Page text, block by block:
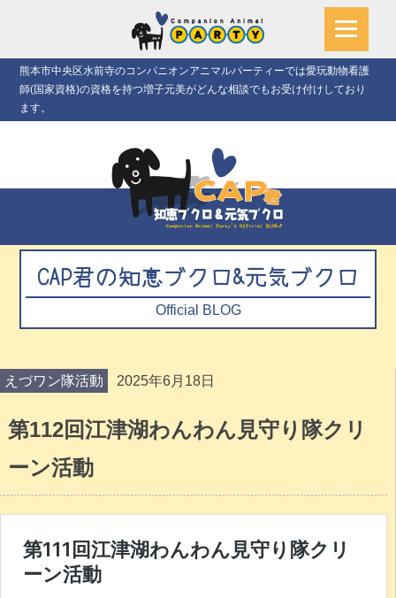
熊本市中央区水前寺のコンパニオンアニマルパーティーでは愛玩動物看護
師(国家資格)の資格を持つ増子元美がどんな相談でもお受け付けしており
ます。
CAP君の知恵ブクロ&元気ブクロ
Official BLOG
えづワン隊活動 2025年6月18日
第112回江津湖わんわん見守り隊クリ
ーン活動